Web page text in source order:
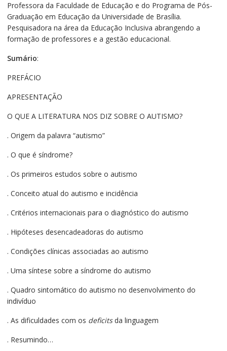
Professora da Faculdade de Educação e do Programa de Pós-
Graduação em Educação da Universidade de Brasília.
Pesquisadora na área da Educação Inclusiva abrangendo a
formação de professores e a gestão educacional.
Sumário:
PREFÁCIO
APRESENTAÇÃO
O QUE A LITERATURA NOS DIZ SOBRE O AUTISMO?
. Origem da palavra “autismo”
. O que é síndrome?
. Os primeiros estudos sobre o autismo
. Conceito atual do autismo e incidência
. Critérios internacionais para o diagnóstico do autismo
. Hipóteses desencadeadoras do autismo
. Condições clínicas associadas ao autismo
. Uma síntese sobre a síndrome do autismo
. Quadro sintomático do autismo no desenvolvimento do
indivíduo
. As dificuldades com os deficitsda linguagem
. Resumindo…